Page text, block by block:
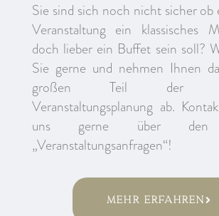
Sie sind sich noch nicht sicher ob
Veranstaltung ein klassisches
doch lieber ein Buffet sein soll?
Sie gerne und nehmen Ihnen
großen Teil der
Veranstaltungsplanung ab.
uns gerne über den
„Veranstaltungsanfragen“!
Mehr Erfahren